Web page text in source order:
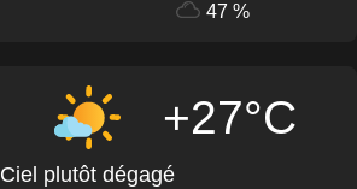
47 %
+27°C
Ciel plutôt dégagé